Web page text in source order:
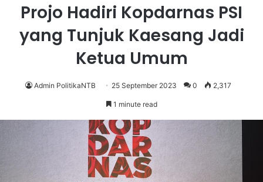
Projo Hadiri Kopdarnas PSI
yang Tunjuk Kaesang Jadi
Ketua Umum
Admin PolitikaNTB 25 September 2023 0 2,317
1 minute read